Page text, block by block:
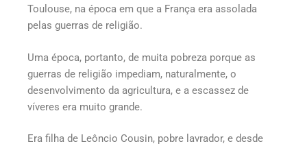
Toulouse, na época em que a França era assolada
pelas guerras de religião.
Uma época, portanto, de muita pobreza porque as
guerras de religião impediam, naturalmente, o
desenvolvimento da agricultura, e a escassez de
víveres era muito grande.
Era filha de Leôncio Cousin, pobre lavrador, e desde